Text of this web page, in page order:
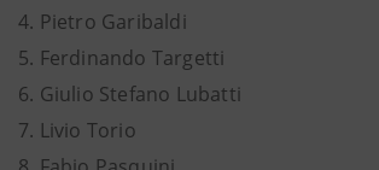
4. Pietro Garibaldi
5. Ferdinando Targetti
6. Giulio Stefano Lubatti
7. Livio Torio